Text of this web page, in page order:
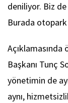
deniliyor. Biz
Burada
Başkanı Tunç
yönetimin de
aynı,